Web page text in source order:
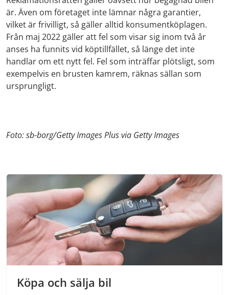
är. Även om företaget inte lämnar några garantier,
vilket är frivilligt, så gäller alltid konsumentköplagen.
Från maj 2022 gäller att fel som visar sig inom två år
anses ha funnits vid köptillfället, så länge det inte
handlar om ett nytt fel. Fel som inträffar plötsligt, som
exempelvis en brusten kamrem, räknas sällan som
ursprungligt.
Foto: sb-borg/Getty Images Plus via Getty Images
Köpa och sälja bil